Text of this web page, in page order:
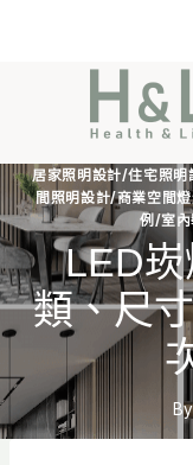
居家照明設計/住宅照明
間照明設計/商業空間
例/室內
LED
類、尺
By